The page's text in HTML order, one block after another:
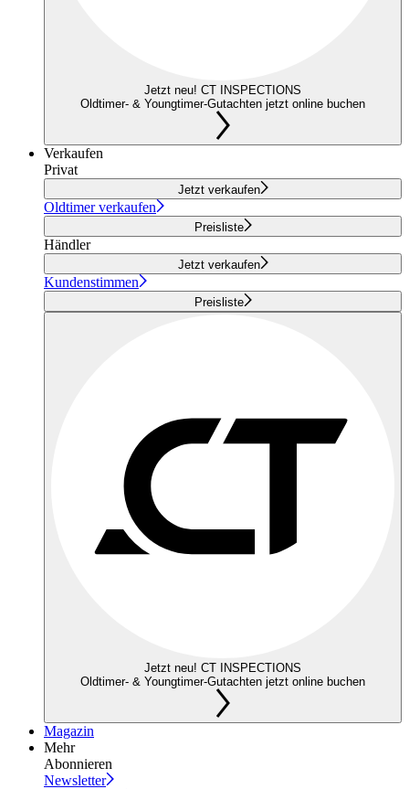
Jetzt neu! CT INSPECTIONS
Oldtimer- & Youngtimer-Gutachten jetzt online buchen
Verkaufen
Privat
Jetzt verkaufen
Oldtimer verkaufen
Preisliste
Händler
Jetzt verkaufen
Kundenstimmen
Preisliste
Jetzt neu! CT INSPECTIONS
Oldtimer- & Youngtimer-Gutachten jetzt online buchen
Magazin
Mehr
Abonnieren
Newsletter